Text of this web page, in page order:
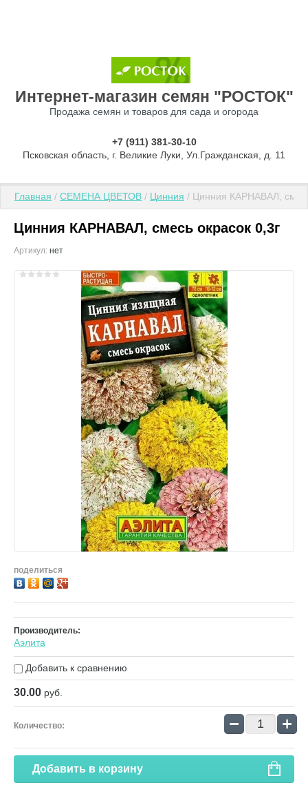
Интернет-магазин семян "РОСТОК"
Продажа семян и товаров для сада и огорода
+7 (911) 381-30-10
Псковская область, г. Великие Луки, Ул.Гражданская, д. 11
Главная / СЕМЕНА ЦВЕТОВ / Цинния / Цинния КАРНАВАЛ,
Цинния КАРНАВАЛ, смесь окрасок 0,3г
Артикул: нет
поделиться
Производитель:
Аэлита
Добавить к сравнению
30.00 руб.
Количество: − +
Добавить в корзину